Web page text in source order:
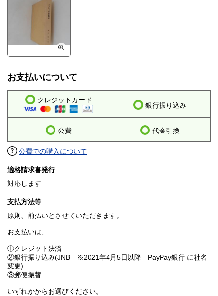
お支払いについて
クレジットカード
銀行振り込み
公費 代金引換
公費での購入について
適格請求書発行
対応します
支払方法等
原則、前払いとさせていただきます。
お支払いは、
①クレジット決済
②銀行振り込み(JNB ※2021年4月5日以降 PayPay銀行 に社名
変更)
③郵便振替
いずれかからお選びください。